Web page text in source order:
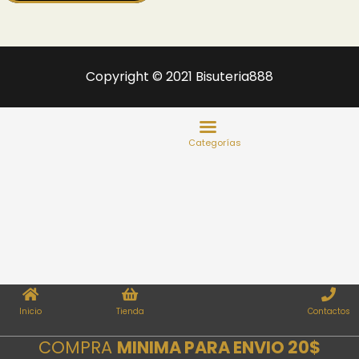
Copyright © 2021 Bisuteria888
Inicio Tienda Contactos
COMPRA MINIMA PARA ENVIO 20$